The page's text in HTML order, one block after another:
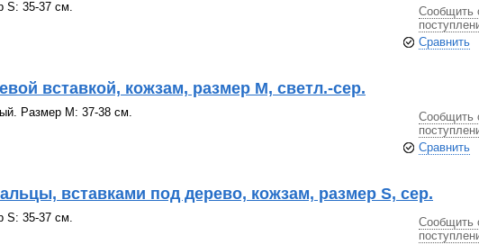
S: 35-37 см.
Сообщить
Сравнить
вставкой, кожзам, размер М, светл.-сер.
Размер М: 37-38 см.
Сообщить
Сравнить
вставками под дерево, кожзам, размер S, сер.
S: 35-37 см.
Сообщить